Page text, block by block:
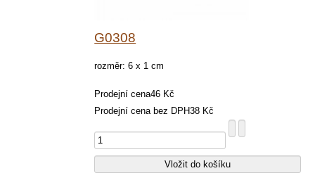
G0308
rozměr: 6 x 1 cm
Prodejní cena46 Kč
Prodejní cena bez DPH38 Kč